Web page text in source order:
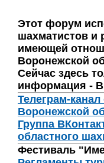
Этот форум
шахматистов и
имеющей
Воронежской
Сейчас здесь
информация -
Телеграм-
Воронежской
Группа
областного
Фестиваль